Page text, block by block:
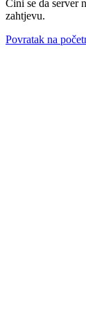
Čini se da server
zahtjevu.
Povratak na